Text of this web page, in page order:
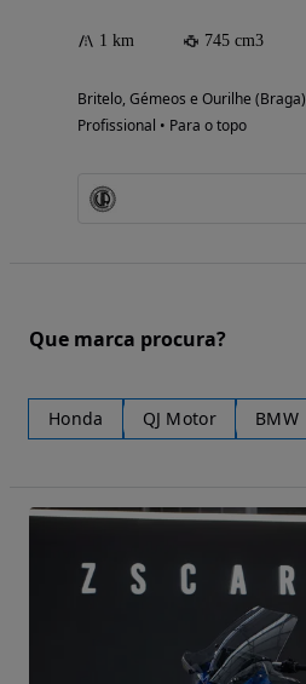
1 km 745 cm3
Britelo, Gémeos e Ourilhe (Braga)
Profissional • Para o topo
Que marca procura?
Honda QJ Motor BMW